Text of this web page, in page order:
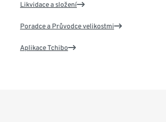
Likvidace a složení
Poradce a Průvodce velikostmi
Aplikace Tchibo